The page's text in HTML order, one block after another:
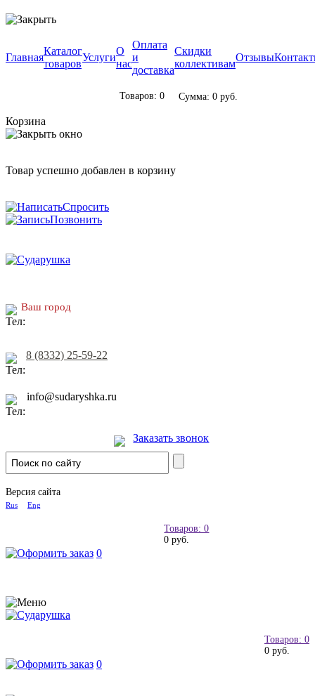
Главная
Каталог
товаров
Услуги
О
нас
Оплата
и
доставка
Скидки
коллективам
Отзывы
Товаров: 0 Сумма: 0 руб.
Корзина
Товар успешно добавлен в корзину
Спросить
Позвонить
Ваш город
8 (8332) 25-59-22
info@sudaryshka.ru
Заказать звонок
Версия сайта
Rus Eng
Товаров: 0
0 руб.
0
Товаров: 0
0 руб.
0